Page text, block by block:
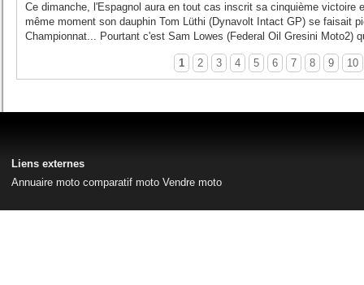
Ce dimanche, l'Espagnol aura en tout cas inscrit sa cinquième victoire
même moment son dauphin Tom Lüthi (Dynavolt Intact GP) se faisait
Championnat... Pourtant c'est Sam Lowes (Federal Oil Gresini Moto2)
1 2 3 4 5 6 7 8 9 10
Liens externes
Annuaire moto comparatif moto Vendre moto